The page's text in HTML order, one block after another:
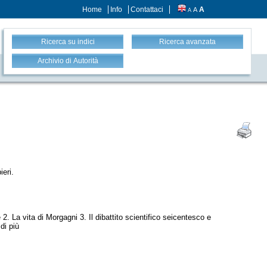
Home Info Contattaci A A A
Ricerca su indici Ricerca avanzata
Archivio di Autorità